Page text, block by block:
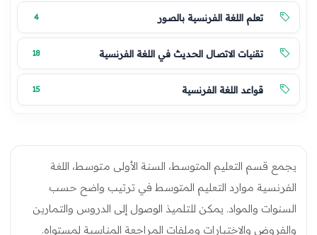
تعلم اللغة الفرنسية بالصور 4
تقنيات الاتصال الحديث في اللغة الفرنسية 18
قواعد اللغة الفرنسية 15
يجمع قسم التعليم المتوسط، السنة الأولى متوسط، اللغة
الفرنسية موارد التعليم المتوسط في ترتيب واضح حسب
السنوات والمواد. يمكن للتلميذ الوصول إلى الدروس والتمارين
والفروض والاختبارات وملفات المراجعة المناسبة لمستواه.